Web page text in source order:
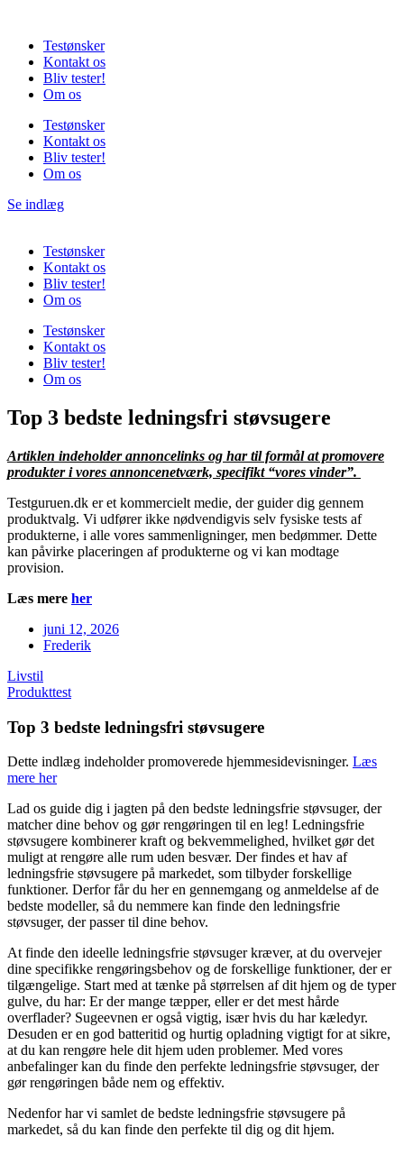
indholdTestønsker
Kontakt os
Bliv tester!
Om os
Testønsker
Kontakt os
Bliv tester!
Om os
Se indlæg
Testønsker
Kontakt os
Bliv tester!
Om os
Testønsker
Kontakt os
Bliv tester!
Om os
Top 3 bedste ledningsfri støvsugere
Artiklen indeholder annoncelinks og har til formål at promovere
produkter i vores annoncenetværk, specifikt “vores vinder”.
⁦Testguruen.dk⁩ er et kommercielt medie, der guider dig gennem
produktvalg. Vi udfører ikke nødvendigvis selv fysiske tests af
produkterne, i alle vores sammenligninger, men bedømmer. Dette
kan påvirke placeringen af produkterne og vi kan modtage
provision.
Læs mere her
juni 12, 2026
Frederik
Livstil
Produkttest
Top 3 bedste ledningsfri støvsugere
Dette indlæg indeholder promoverede hjemmesidevisninger. Læs
mere her
Lad os guide dig i jagten på den bedste ledningsfrie støvsuger, der
matcher dine behov og gør rengøringen til en leg! Ledningsfrie
støvsugere kombinerer kraft og bekvemmelighed, hvilket gør det
muligt at rengøre alle rum uden besvær. Der findes et hav af
ledningsfrie støvsugere på markedet, som tilbyder forskellige
funktioner. Derfor får du her en gennemgang og anmeldelse af de
bedste modeller, så du nemmere kan finde den ledningsfrie
støvsuger, der passer til dine behov.
At finde den ideelle ledningsfrie støvsuger kræver, at du overvejer
dine specifikke rengøringsbehov og de forskellige funktioner, der er
tilgængelige. Start med at tænke på størrelsen af dit hjem og de typer
gulve, du har: Er der mange tæpper, eller er det mest hårde
overflader? Sugeevnen er også vigtig, især hvis du har kæledyr.
Desuden er en god batteritid og hurtig opladning vigtigt for at sikre,
at du kan rengøre hele dit hjem uden problemer. Med vores
anbefalinger kan du finde den perfekte ledningsfrie støvsuger, der
gør rengøringen både nem og effektiv.
Nedenfor har vi samlet de bedste ledningsfrie støvsugere på
markedet, så du kan finde den perfekte til dig og dit hjem.